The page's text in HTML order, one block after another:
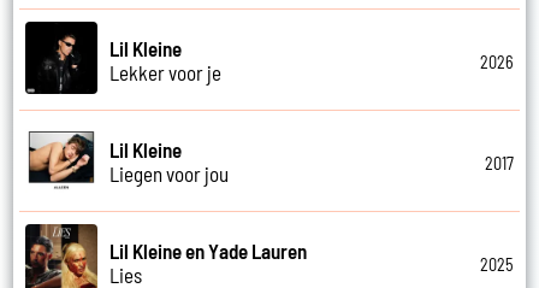
Lil Kleine
Lekker voor je
2026
Lil Kleine
Liegen voor jou
2017
Lil Kleine en Yade Lauren
Lies
2025